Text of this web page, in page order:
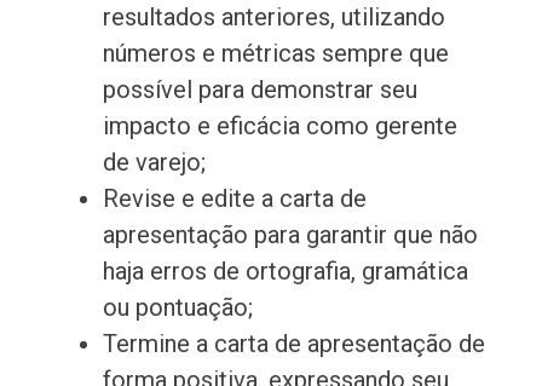
resultados anteriores, utilizando
números e métricas sempre que
possível para demonstrar seu
impacto e eficácia como gerente
de varejo;
Revise e edite a carta de
apresentação para garantir que não
haja erros de ortografia, gramática
ou pontuação;
Termine a carta de apresentação de
forma positiva, expressando seu